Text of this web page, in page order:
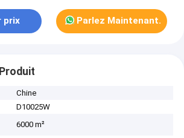
prix Parlez Maintenant.
Chine
D10025W
6000 m²